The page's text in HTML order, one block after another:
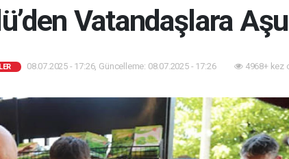
Vatandaşlara
08.07.2025 - 17:26, Güncelleme: 08.07.2025 - 17:26 4968+ kez